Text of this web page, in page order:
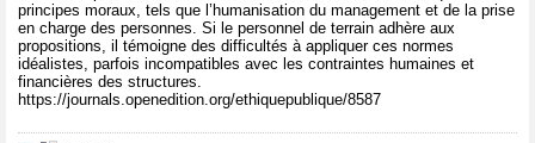
principes moraux, tels que l’humanisation du management et de la prise
en charge des personnes. Si le personnel de terrain adhère aux
propositions, il témoigne des difficultés à appliquer ces normes
idéalistes, parfois incompatibles avec les contraintes humaines et
financières des structures.
https://journals.openedition.org/ethiquepublique/8587